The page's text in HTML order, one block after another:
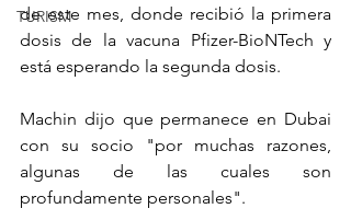
TURISM
de este mes, donde recibió la primera
dosis de la vacuna Pfizer-BioNTech y
está esperando la segunda dosis.
Machin dijo que permanece en Dubai
con su socio "por muchas razones,
algunas de las cuales son
profundamente personales".